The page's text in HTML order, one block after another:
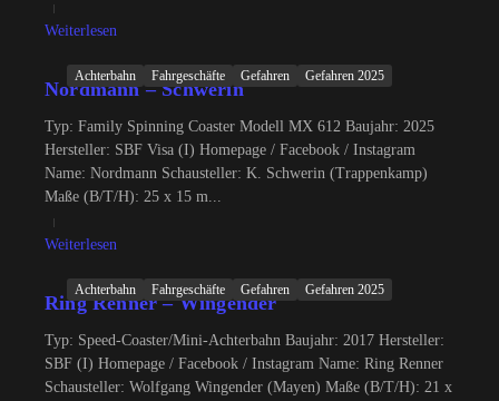
Weiterlesen
Achterbahn Fahrgeschäfte Gefahren Gefahren 2025
Nordmann – Schwerin
Typ: Family Spinning Coaster Modell MX 612 Baujahr: 2025
Hersteller: SBF Visa (I) Homepage / Facebook / Instagram
Name: Nordmann Schausteller: K. Schwerin (Trappenkamp)
Maße (B/T/H): 25 x 15 m...
Weiterlesen
Achterbahn Fahrgeschäfte Gefahren Gefahren 2025
Ring Renner – Wingender
Typ: Speed-Coaster/Mini-Achterbahn Baujahr: 2017 Hersteller:
SBF (I) Homepage / Facebook / Instagram Name: Ring Renner
Schausteller: Wolfgang Wingender (Mayen) Maße (B/T/H): 21 x